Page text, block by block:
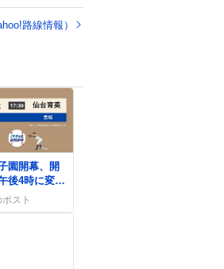
路線情報）
園開幕、開
後4時に変
育英本塁打
スト